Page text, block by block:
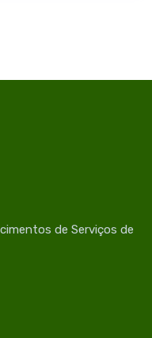
de Serviços de